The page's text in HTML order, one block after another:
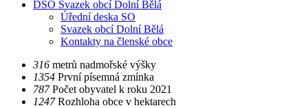
DSO Svazek obcí Dolní Bělá
Úřední deska SO
Svazek obcí Dolní Bělá
Kontakty na členské obce
​​316 metrů nadmořské výšky
​​1354 První písemná zmínka
​​787 Počet obyvatel k roku 2021
​​1247 Rozhloha obce v hektarech